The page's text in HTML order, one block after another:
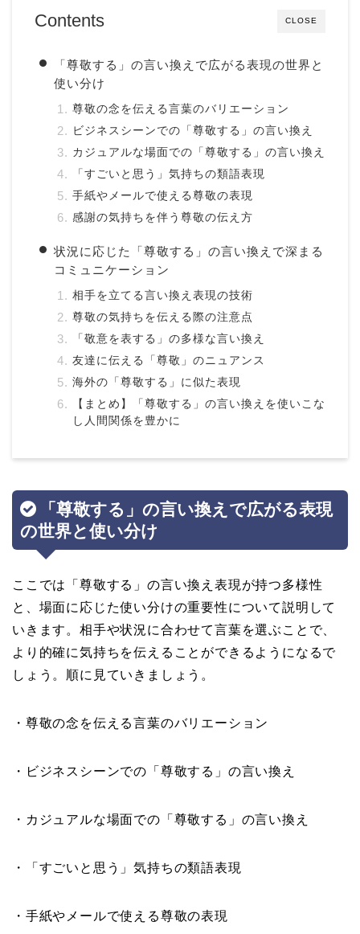
CLOSE
Contents
「尊敬する」の言い換えで広がる表現の世界と
使い分け
尊敬の念を伝える言葉のバリエーション
ビジネスシーンでの「尊敬する」の言い換え
カジュアルな場面での「尊敬する」の言い換え
「すごいと思う」気持ちの類語表現
手紙やメールで使える尊敬の表現
感謝の気持ちを伴う尊敬の伝え方
状況に応じた「尊敬する」の言い換えで深まる
コミュニケーション
相手を立てる言い換え表現の技術
尊敬の気持ちを伝える際の注意点
「敬意を表する」の多様な言い換え
友達に伝える「尊敬」のニュアンス
海外の「尊敬する」に似た表現
【まとめ】「尊敬する」の言い換えを使いこな
し人間関係を豊かに
「尊敬する」の言い換えで広がる表現
の世界と使い分け
ここでは「尊敬する」の言い換え表現が持つ多様性
と、場面に応じた使い分けの重要性について説明して
いきます。相手や状況に合わせて言葉を選ぶことで、
より的確に気持ちを伝えることができるようになるで
しょう。順に見ていきましょう。
・尊敬の念を伝える言葉のバリエーション
・ビジネスシーンでの「尊敬する」の言い換え
・カジュアルな場面での「尊敬する」の言い換え
・「すごいと思う」気持ちの類語表現
・手紙やメールで使える尊敬の表現